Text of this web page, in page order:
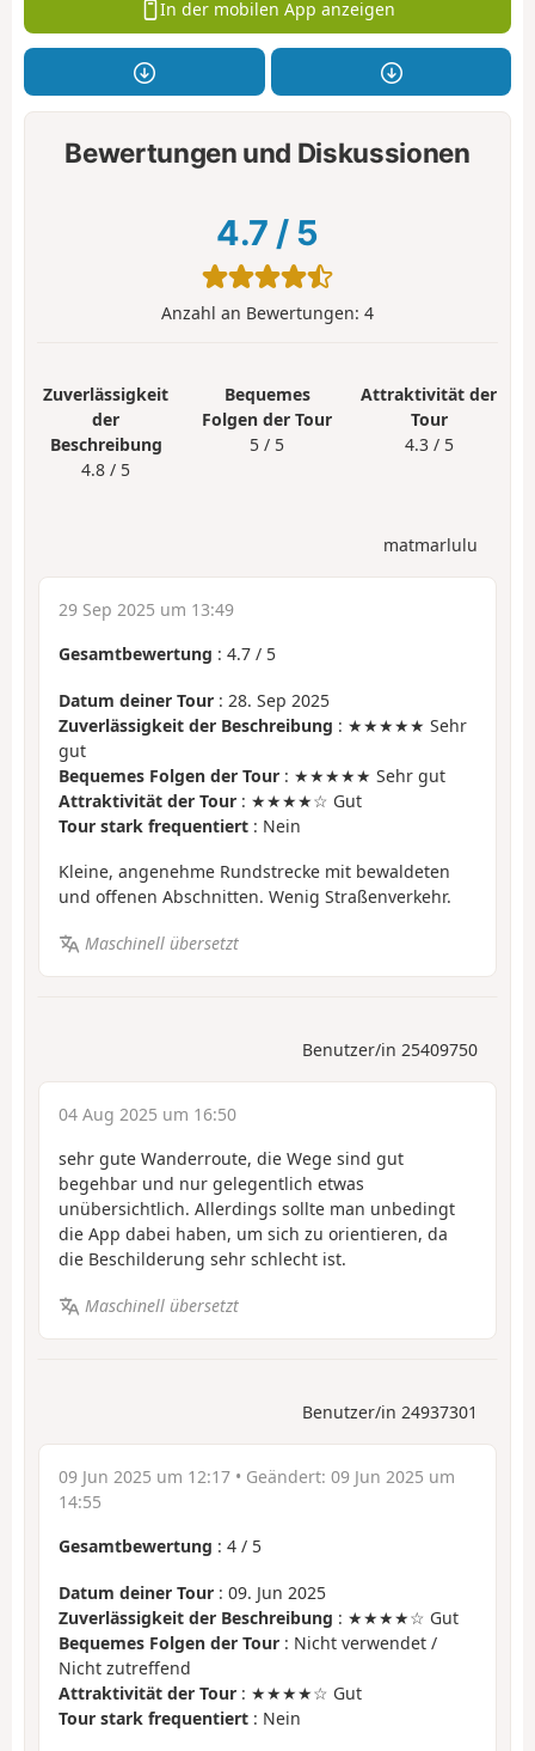
In der mobilen App anzeigen
Bewertungen und Diskussionen
4.7 / 5
Anzahl an Bewertungen: 4
Zuverlässigkeit
der
Beschreibung
4.8 / 5
Bequemes
Folgen der Tour
5 / 5
Attraktivität der
Tour
4.3 / 5
matmarlulu
29 Sep 2025 um 13:49
Gesamtbewertung : 4.7 / 5
Datum deiner Tour : 28. Sep 2025
Zuverlässigkeit der Beschreibung : ★★★★★ Sehr
gut
Bequemes Folgen der Tour : ★★★★★ Sehr gut
Attraktivität der Tour : ★★★★☆ Gut
Tour stark frequentiert : Nein
Kleine, angenehme Rundstrecke mit bewaldeten
und offenen Abschnitten. Wenig Straßenverkehr.
Maschinell übersetzt
Benutzer/in 25409750
04 Aug 2025 um 16:50
sehr gute Wanderroute, die Wege sind gut
begehbar und nur gelegentlich etwas
unübersichtlich. Allerdings sollte man unbedingt
die App dabei haben, um sich zu orientieren, da
die Beschilderung sehr schlecht ist.
Maschinell übersetzt
Benutzer/in 24937301
09 Jun 2025 um 12:17 • Geändert: 09 Jun 2025 um
14:55
Gesamtbewertung : 4 / 5
Datum deiner Tour : 09. Jun 2025
Zuverlässigkeit der Beschreibung : ★★★★☆ Gut
Bequemes Folgen der Tour : Nicht verwendet /
Nicht zutreffend
Attraktivität der Tour : ★★★★☆ Gut
Tour stark frequentiert : Nein